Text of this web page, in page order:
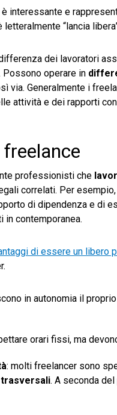
è interessante e
letteralmente “lancia
dei lavoratori
Possono operare in
via. Generalmente i
attività e dei rapporti
professionisti che
correlati. Per
di dipendenza e di
in contemporanea.
di essere un libero
in autonomia il
orari fissi, ma
: molti freelancer sono
trasversali. A seconda